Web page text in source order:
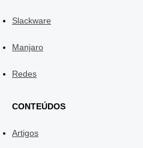
Slackware
Manjaro
Redes
CONTEÚDOS
Artigos